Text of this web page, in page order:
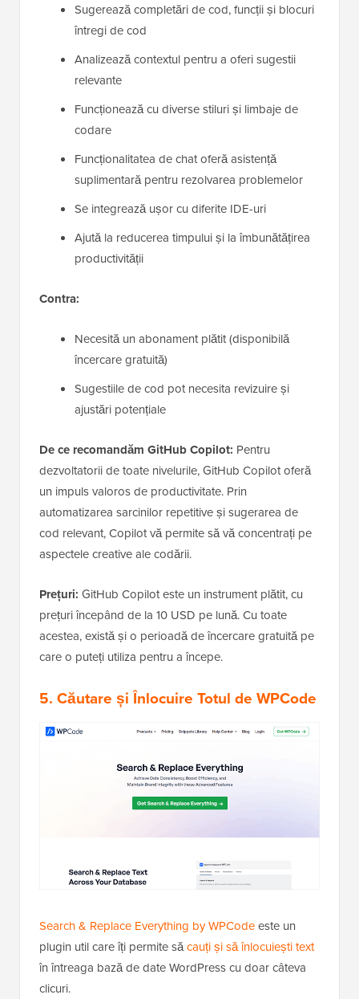
Sugerează completări de cod, funcții și blocuri
întregi de cod
Analizează contextul pentru a oferi sugestii
relevante
Funcționează cu diverse stiluri și limbaje de
codare
Funcționalitatea de chat oferă asistență
suplimentară pentru rezolvarea problemelor
Se integrează ușor cu diferite IDE-uri
Ajută la reducerea timpului și la îmbunătățirea
productivității
Contra:
Necesită un abonament plătit (disponibilă
încercare gratuită)
Sugestiile de cod pot necesita revizuire și
ajustări potențiale
De ce recomandăm GitHub Copilot: Pentru
dezvoltatorii de toate nivelurile, GitHub Copilot oferă
un impuls valoros de productivitate. Prin
automatizarea sarcinilor repetitive și sugerarea de
cod relevant, Copilot vă permite să vă concentrați pe
aspectele creative ale codării.
Prețuri: GitHub Copilot este un instrument plătit, cu
prețuri începând de la 10 USD pe lună. Cu toate
acestea, există și o perioadă de încercare gratuită pe
care o puteți utiliza pentru a începe.
5. Căutare și Înlocuire Totul de WPCode
Search & Replace Everything by WPCodeeste un
plugin util care îți permite săcauți și să înlocuiești text
în întreaga bază de date WordPress cu doar câteva
clicuri.